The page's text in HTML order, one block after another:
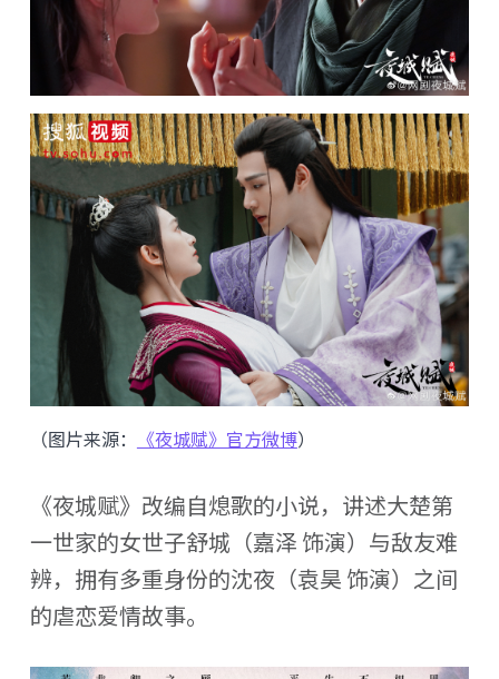
（图片来源： 《夜城赋》官方微博）
《夜城赋》改编自熄歌的小说，讲述大楚第
一世家的女世子舒城（嘉泽 饰演）与敌友难
辨，拥有多重身份的沈夜（袁昊 饰演）之间
的虐恋爱情故事。